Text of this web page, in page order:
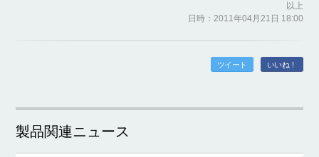
以上
日時：2011年04月21日 18:00
ツイート いいね！
製品関連ニュース